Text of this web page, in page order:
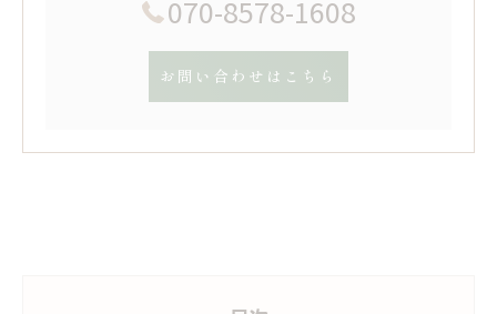
070-8578-1608
お問い合わせはこちら